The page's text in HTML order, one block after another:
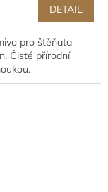
DETAIL
pro štěňata
Čisté přírodní